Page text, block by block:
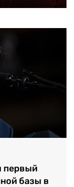
первый
базы в